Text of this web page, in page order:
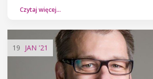
Czytaj więcej…
19 JAN '21